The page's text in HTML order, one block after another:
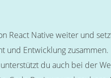
React Native weiter und
und Entwicklung zusammen.
du auch bei der